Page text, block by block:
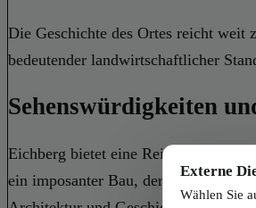
Die Geschichte des Ortes reicht weit
bedeutender landwirtschaftlicher
Sehenswürdigkeiten
Eichberg bietet eine Reihe von
ein imposanter Bau, der im
Externe
Wählen Sie